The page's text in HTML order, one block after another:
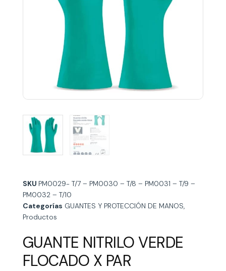
SKU PM0029- T/7 – PM0030 – T/8 – PM0031 – T/9 –
PM0032 – T/10
Categorías GUANTES Y PROTECCIÓN DE MANOS,
Productos
GUANTE NITRILO VERDE
FLOCADO X PAR